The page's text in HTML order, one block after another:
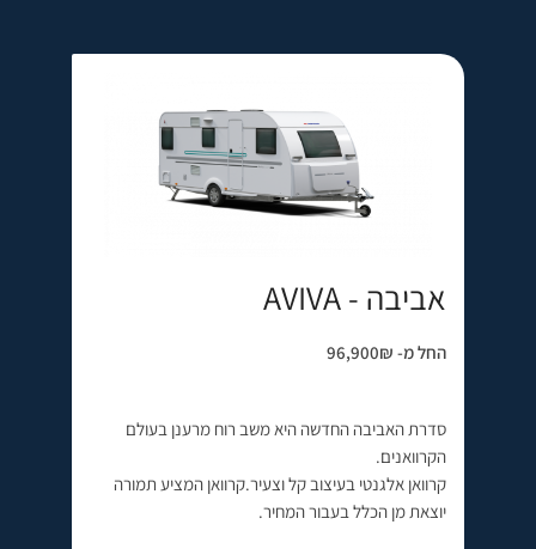
אביבה - AVIVA
החל מ- 96,900₪
סדרת האביבה החדשה היא משב רוח מרענן בעולם
הקרוואנים.
קרוואן אלגנטי בעיצוב קל וצעיר.קרוואן המציע תמורה
יוצאת מן הכלל בעבור המחיר.